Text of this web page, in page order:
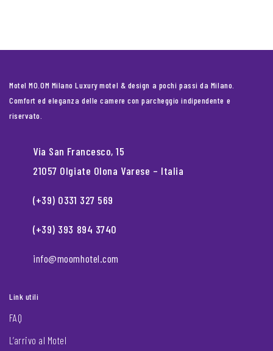
Motel MO.OM Milano Luxury motel & design a pochi passi da Milano.
Comfort ed eleganza delle camere con parcheggio indipendente e
riservato.
Via San Francesco, 15
21057 Olgiate Olona Varese – Italia
(+39) 0331 327 569
(+39) 393 894 3740
info@moomhotel.com
Link utili
FAQ
L’arrivo al Motel